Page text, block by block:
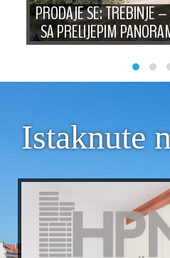
PRODAJE SE: TREBINJE
SA PRELIJEPIM
Istaknute